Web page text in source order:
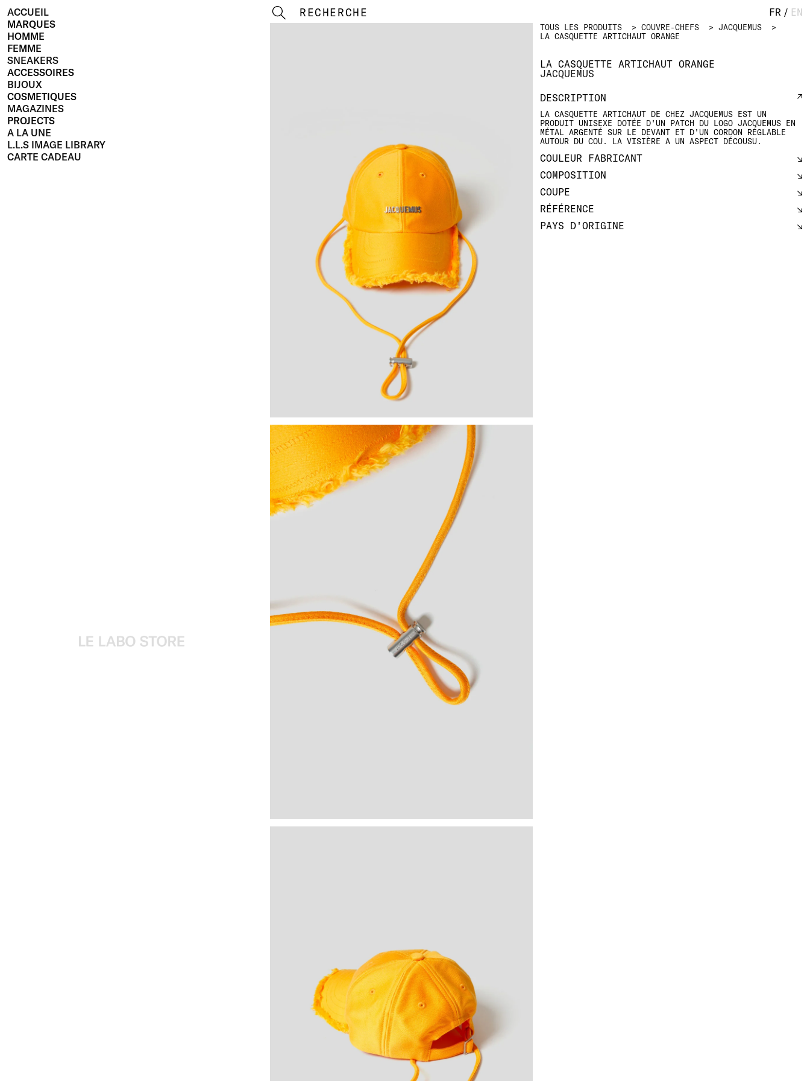
ACCUEIL
MARQUES
HOMME
FEMME
SNEAKERS
ACCESSOIRES
BIJOUX
COSMETIQUES
MAGAZINES
PROJECTS
A LA UNE
L.L.S IMAGE LIBRARY
CARTE CADEAU
RECHERCHE FR / EN
TOUS LES PRODUITS COUVRE-CHEFS
JACQUEMUS
LA CASQUETTE ARTICHAUT ORANGE
LA CASQUETTE ARTICHAUT ORANGE
JACQUEMUS
DESCRIPTION
LA CASQUETTE ARTICHAUT DE CHEZ JACQUEMUS EST UN
PRODUIT UNISEXE DOTÉE D'UN PATCH DU LOGO JACQUEMUS EN
MÉTAL ARGENTÉ SUR LE DEVANT ET D'UN CORDON RÉGLABLE
AUTOUR DU COU. LA VISIÈRE A UN ASPECT DÉCOUSU.
COULEUR FABRICANT
COMPOSITION
COUPE
RÉFÉRENCE
PAYS D'ORIGINE